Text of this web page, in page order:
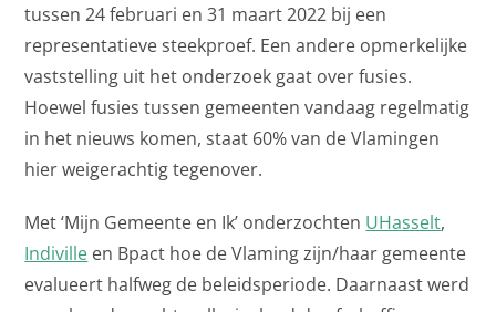
tussen 24 februari en 31 maart 2022 bij een
representatieve steekproef. Een andere opmerkelijke
vaststelling uit het onderzoek gaat over fusies.
Hoewel fusies tussen gemeenten vandaag regelmatig
in het nieuws komen, staat 60% van de Vlamingen
hier weigerachtig tegenover.
Met ‘Mijn Gemeente en Ik’ onderzochten UHasselt,
Indiville en Bpact hoe de Vlaming zijn/haar gemeente
evalueert halfweg de beleidsperiode. Daarnaast werd